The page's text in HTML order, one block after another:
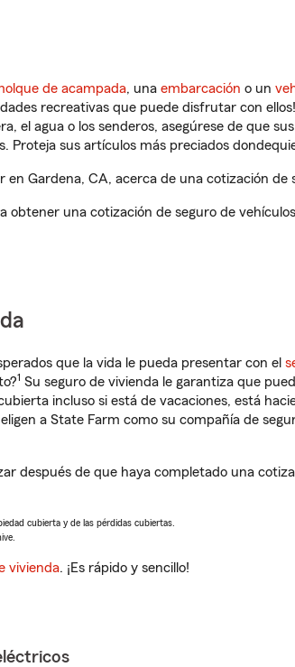
de acampada, una embarcación o un
recreativas que puede disfrutar con
el agua o los senderos, asegúrese de que
Proteja sus artículos más preciados
Gardena, CA, acerca de una cotización de
obtener una cotización de seguro de
que la vida le pueda presentar con el
1 Su seguro de vivienda le garantiza que
incluso si está de vacaciones, está
a State Farm como su compañía de
después de que haya completado una
cubierta y de las pérdidas cubiertas.
vivienda. ¡Es rápido y sencillo!